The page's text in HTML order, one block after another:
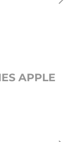
APPLE